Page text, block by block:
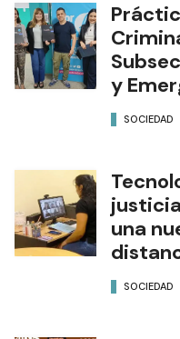
y
SOCIEDAD
una
SOCIEDAD